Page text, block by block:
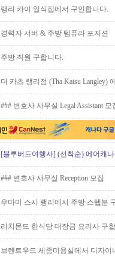
랭리 카이 일식집에서 구인합니다.
경력자 서버 & 주방 템퓨라 포지션
주방 직원 구합니다.
더 카츠 랭리점 (Tha Katsu Langley)
### 변호사 사무실 Legal Assistant 모
[블루버드여행사] (선착순) 에어캐
### 변호사 사무실 Reception 모집
우마미 스시 랭리에서 주방 스텝분
리치몬드 한식당 대장금 요리사 구
브렌트우드 세종미용실에서 디자이